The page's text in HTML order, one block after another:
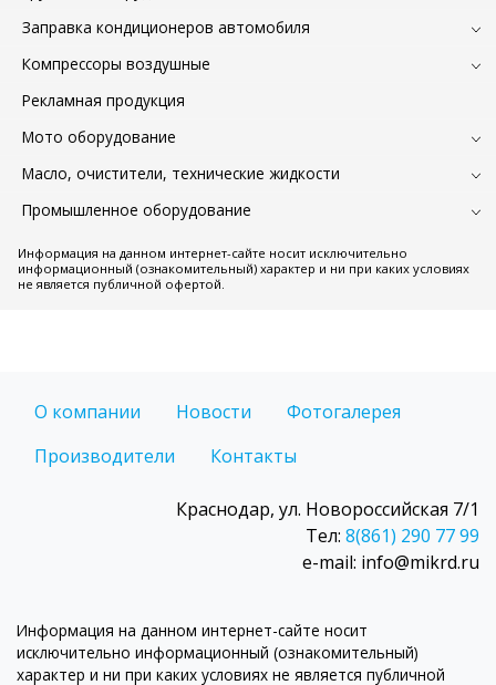
Заправка кондиционеров автомобиля
Компрессоры воздушные
Рекламная продукция
Мото оборудование
Масло, очистители, технические жидкости
Промышленное оборудование
Информация на данном интернет-сайте носит исключительно
информационный (ознакомительный) характер и ни при каких условиях
не является публичной офертой.
О компании Новости
Фотогалерея
Производители
Контакты
Краснодар, ул. Новороссийская 7/1
Тел: 8(861) 290 77 99
e-mail: info@mikrd.ru
Информация на данном интернет-сайте носит
исключительно информационный (ознакомительный)
характер и ни при каких условиях не является публичной